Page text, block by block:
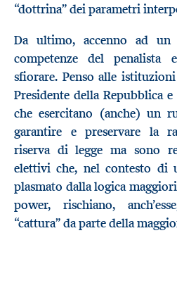
“dottrina” dei parametri
Da ultimo, accenno ad un
competenze del penalista
sfiorare. Penso alle
Presidente della Repubblica
che esercitano (anche) un
garantire e preservare la
riserva di legge ma sono
elettivi che, nel contesto di
plasmato dalla logica
power, rischiano,
“cattura” da parte della